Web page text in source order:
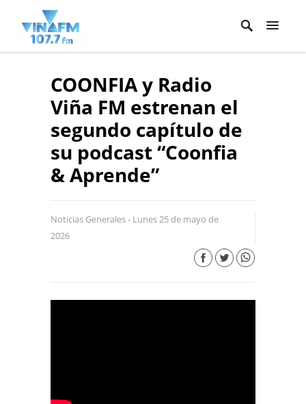
COONFIA y Radio
Viña FM estrenan el
segundo capítulo de
su podcast “Coonfia
& Aprende”
Noticias Generales - Lunes 25 de mayo de
2026